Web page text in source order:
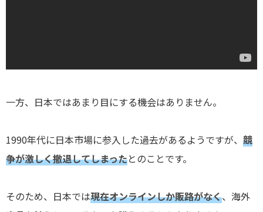
一方、日本ではあまり目にする機会はありません。
1990年代に日本市場に参入した過去があるようですが、 競
争が激しく撤退してしまったとのことです。
そのため、日本では現在オンラインしか販路がなく、海外